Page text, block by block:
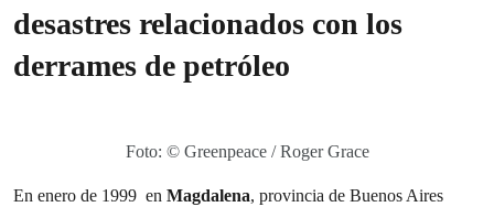
desastres relacionados con los
derrames de petróleo
Foto: © Greenpeace / Roger Grace
En enero de 1999 en Magdalena, provincia de Buenos Aires